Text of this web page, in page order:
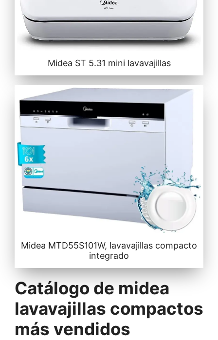
Midea ST 5.31 mini lavavajillas
Midea MTD55S101W, lavavajillas compacto
integrado
Catálogo de midea
lavavajillas compactos
más vendidos